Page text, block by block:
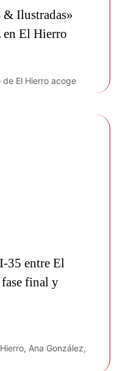
Ilustradas»
en El Hierro
El Hierro acoge
35 entre El
final y
Ana González,